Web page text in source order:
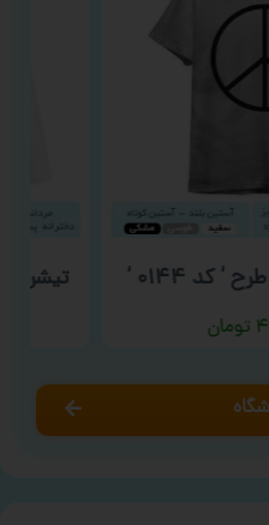
کد ۰۱۴۴ ‘
تومان
تیشرت